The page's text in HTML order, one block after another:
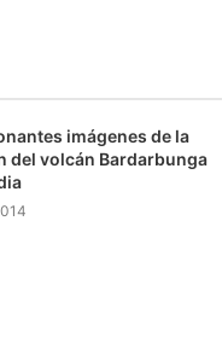
imágenes de la
del volcán Bardarbunga